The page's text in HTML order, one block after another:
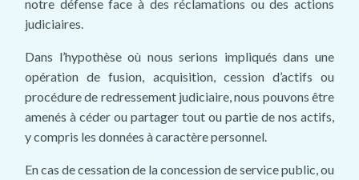
notre défense face à des réclamations ou des actions
judiciaires.
Dans l’hypothèse où nous serions impliqués dans une
opération de fusion, acquisition, cession d’actifs ou
procédure de redressement judiciaire, nous pouvons être
amenés à céder ou partager tout ou partie de nos actifs,
y compris les données à caractère personnel.
En cas de cessation de la concession de service public, ou